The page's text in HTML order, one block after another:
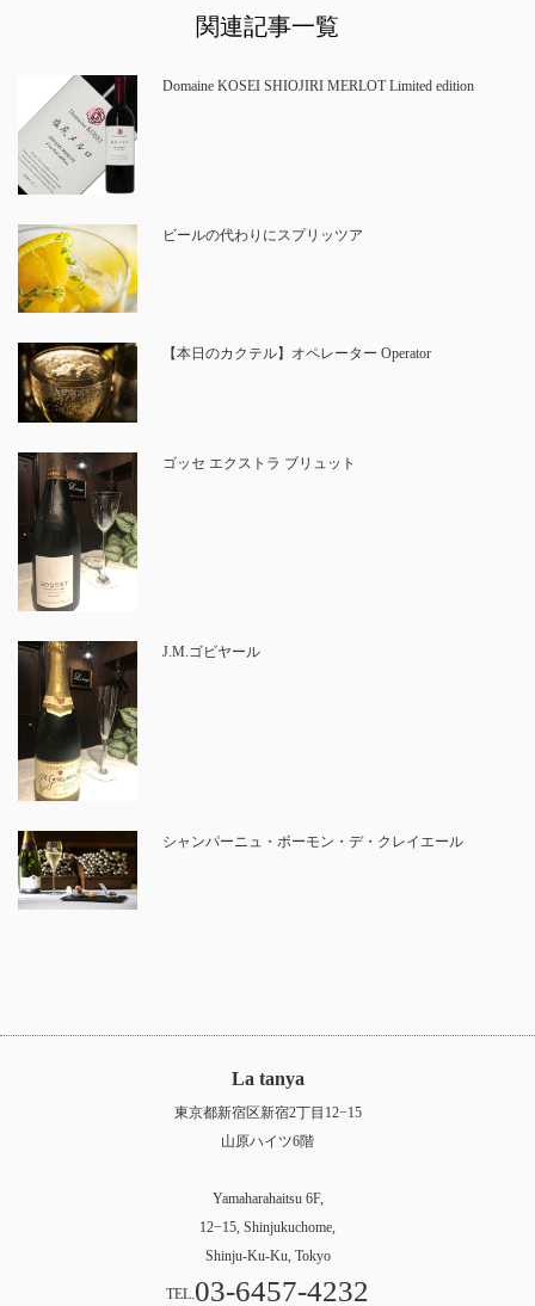
関連記事一覧
Domaine KOSEI SHIOJIRI MERLOT Limited edition
ビールの代わりにスプリッツア
【本日のカクテル】オペレーター Operator
ゴッセ エクストラ ブリュット
J.M.ゴビヤール
シャンパーニュ・ボーモン・デ・クレイエール
La tanya
東京都新宿区新宿2丁目12−15
山原ハイツ6階
Yamaharahaitsu 6F,
12−15, Shinjukuchome,
Shinju-Ku-Ku, Tokyo
TEL.03-6457-4232